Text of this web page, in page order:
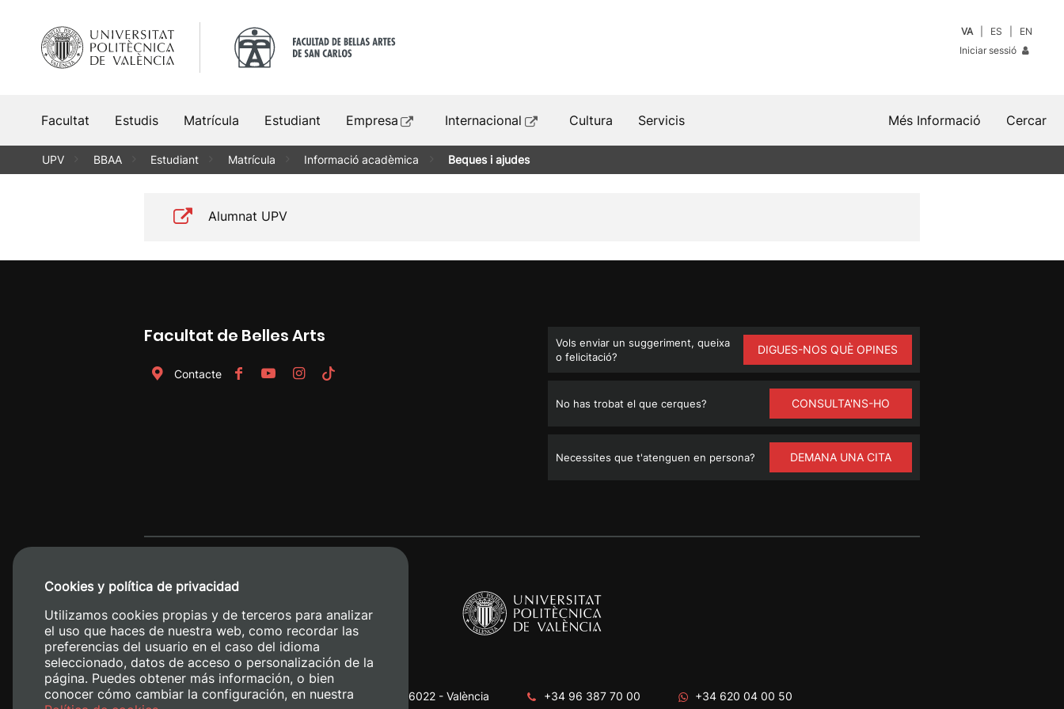
contingut
VA ES
EN
Iniciar sessió
Facultat Estudis Matrícula Estudiant Empresa Internacional Cultura Servicis Cercar
Més Informació
UPV BBAA Estudiant Matrícula Informació acadèmica Beques i ajudes
Alumnat UPV
Facultat de Belles Arts
Contacte
Vols enviar un suggeriment, queixa
o felicitació?
DIGUES-NOS QUÈ OPINES
No has trobat el que cerques? CONSULTA'NS-HO
Necessites que t'atenguen en persona? DEMANA UNA CITA
Camino de Vera, s/n. 46022 - València +34 96 387 70 00 +34 620 04 00 50
Cookies y política de privacidad
Utilizamos cookies propias y de terceros para analizar
el uso que haces de nuestra web, como recordar las
preferencias del usuario en el caso del idioma
seleccionado, datos de acceso o personalización de la
página. Puedes obtener más información, o bien
conocer cómo cambiar la configuración, en nuestra